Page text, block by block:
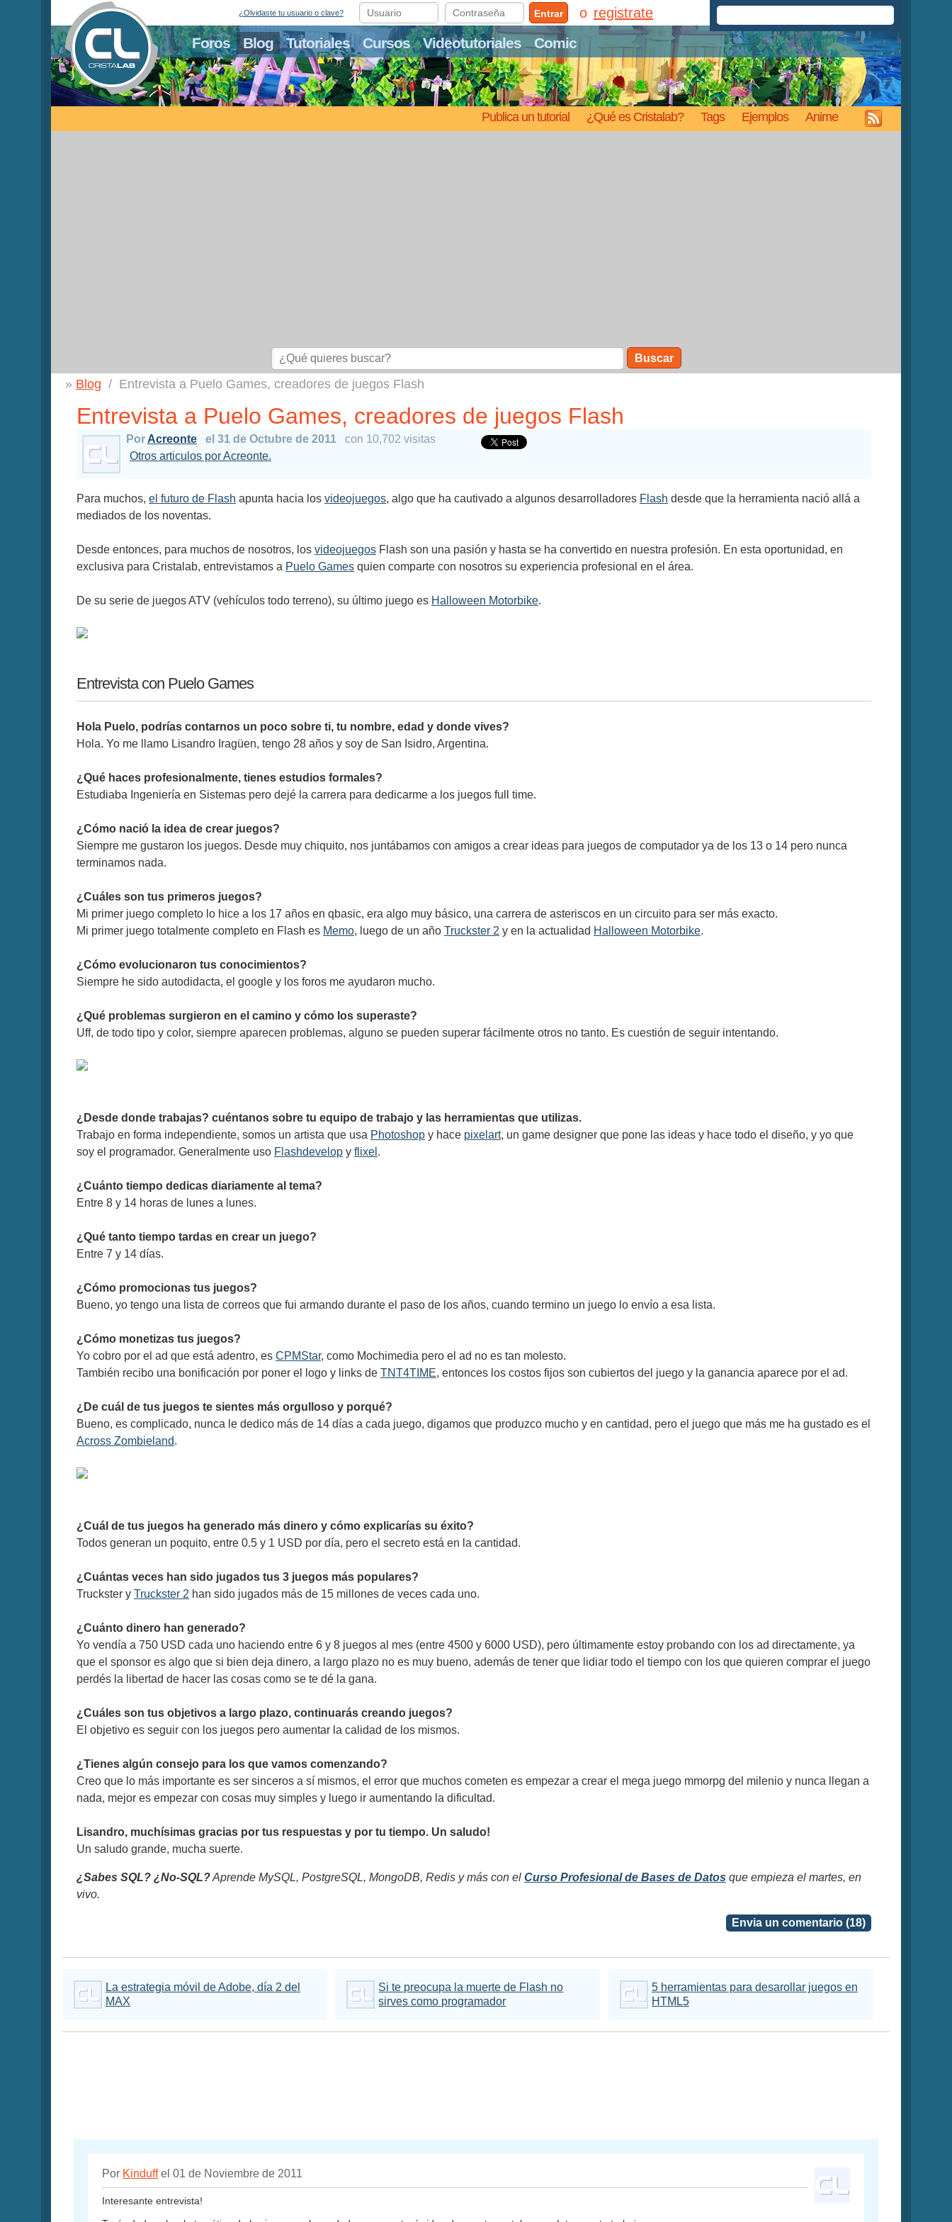
Foros Blog Tutoriales Cursos Videotutoriales Comic
Publica un tutorial ¿Qué es Cristalab? Tags Ejemplos Anime
¿Olvidaste tu usuario o clave? Entrar registrate
Buscar
Blog Entrevista a Puelo Games, creadores de juegos Flash
Entrevista a Puelo Games, creadores de juegos Flash
Por Acreonte el 31 de Octubre de 2011
con 10,702 visitas
Otros articulos por Acreonte.
Para muchos, el futuro de Flash apunta hacia los videojuegos, algo que ha cautivado a algunos desarrolladores Flash desde que la herramienta nació allá a
mediados de los noventas.
Desde entonces, para muchos de nosotros, los videojuegos Flash son una pasión y hasta se ha convertido en nuestra profesión. En esta oportunidad, en
exclusiva para Cristalab, entrevistamos a Puelo Games quien comparte con nosotros su experiencia profesional en el área.
De su serie de juegos ATV (vehículos todo terreno), su último juego es Halloween Motorbike.
Entrevista con Puelo Games
Hola Puelo, podrías contarnos un poco sobre ti, tu nombre, edad y donde vives?
Hola. Yo me llamo Lisandro Iragüen, tengo 28 años y soy de San Isidro, Argentina.
¿Qué haces profesionalmente, tienes estudios formales?
Estudiaba Ingeniería en Sistemas pero dejé la carrera para dedicarme a los juegos full time.
¿Cómo nació la idea de crear juegos?
Siempre me gustaron los juegos. Desde muy chiquito, nos juntábamos con amigos a crear ideas para juegos de computador ya de los 13 o 14 pero nunca
terminamos nada.
¿Cuáles son tus primeros juegos?
Mi primer juego completo lo hice a los 17 años en qbasic, era algo muy básico, una carrera de asteriscos en un circuito para ser más exacto.
Mi primer juego totalmente completo en Flash es Memo, luego de un año Truckster 2 y en la actualidad Halloween Motorbike.
¿Cómo evolucionaron tus conocimientos?
Siempre he sido autodidacta, el google y los foros me ayudaron mucho.
¿Qué problemas surgieron en el camino y cómo los superaste?
Uff, de todo tipo y color, siempre aparecen problemas, alguno se pueden superar fácilmente otros no tanto. Es cuestión de seguir intentando.
¿Desde donde trabajas? cuéntanos sobre tu equipo de trabajo y las herramientas que utilizas.
Trabajo en forma independiente, somos un artista que usa Photoshop y hace pixelart, un game designer que pone las ideas y hace todo el diseño, y yo que
soy el programador. Generalmente uso Flashdevelop y flixel .
¿Cuánto tiempo dedicas diariamente al tema?
Entre 8 y 14 horas de lunes a lunes.
¿Qué tanto tiempo tardas en crear un juego?
Entre 7 y 14 días.
¿Cómo promocionas tus juegos?
Bueno, yo tengo una lista de correos que fui armando durante el paso de los años, cuando termino un juego lo envío a esa lista.
¿Cómo monetizas tus juegos?
Yo cobro por el ad que está adentro, es CPMStar, como Mochimedia pero el ad no es tan molesto.
También recibo una bonificación por poner el logo y links de TNT4TIME, entonces los costos fijos son cubiertos del juego y la ganancia aparece por el ad.
¿De cuál de tus juegos te sientes más orgulloso y porqué?
Bueno, es complicado, nunca le dedico más de 14 días a cada juego, digamos que produzco mucho y en cantidad, pero el juego que más me ha gustado es el
Across Zombieland.
¿Cuál de tus juegos ha generado más dinero y cómo explicarías su éxito?
Todos generan un poquito, entre 0.5 y 1 USD por día, pero el secreto está en la cantidad.
¿Cuántas veces han sido jugados tus 3 juegos más populares?
Truckster y Truckster 2 han sido jugados más de 15 millones de veces cada uno.
¿Cuánto dinero han generado?
Yo vendía a 750 USD cada uno haciendo entre 6 y 8 juegos al mes (entre 4500 y 6000 USD), pero últimamente estoy probando con los ad directamente, ya
que el sponsor es algo que si bien deja dinero, a largo plazo no es muy bueno, además de tener que lidiar todo el tiempo con los que quieren comprar el juego
perdés la libertad de hacer las cosas como se te dé la gana.
¿Cuáles son tus objetivos a largo plazo, continuarás creando juegos?
El objetivo es seguir con los juegos pero aumentar la calidad de los mismos.
¿Tienes algún consejo para los que vamos comenzando?
Creo que lo más importante es ser sinceros a sí mismos, el error que muchos cometen es empezar a crear el mega juego mmorpg del milenio y nunca llegan a
nada, mejor es empezar con cosas muy simples y luego ir aumentando la dificultad.
Lisandro, muchísimas gracias por tus respuestas y por tu tiempo. Un saludo!
Un saludo grande, mucha suerte.
¿Sabes SQL? ¿No-SQL?Aprende MySQL, PostgreSQL, MongoDB, Redis y más con el Curso Profesional de Bases de Datos que empieza el martes, en
vivo.
Envia un comentario (18)
La estrategia móvil de Adobe, día 2 del
MAX
Si te preocupa la muerte de Flash no
sirves como programador
5 herramientas para desarollar juegos en
HTML5
Por Kinduffel 01 de Noviembre de 2011
Interesante entrevista!